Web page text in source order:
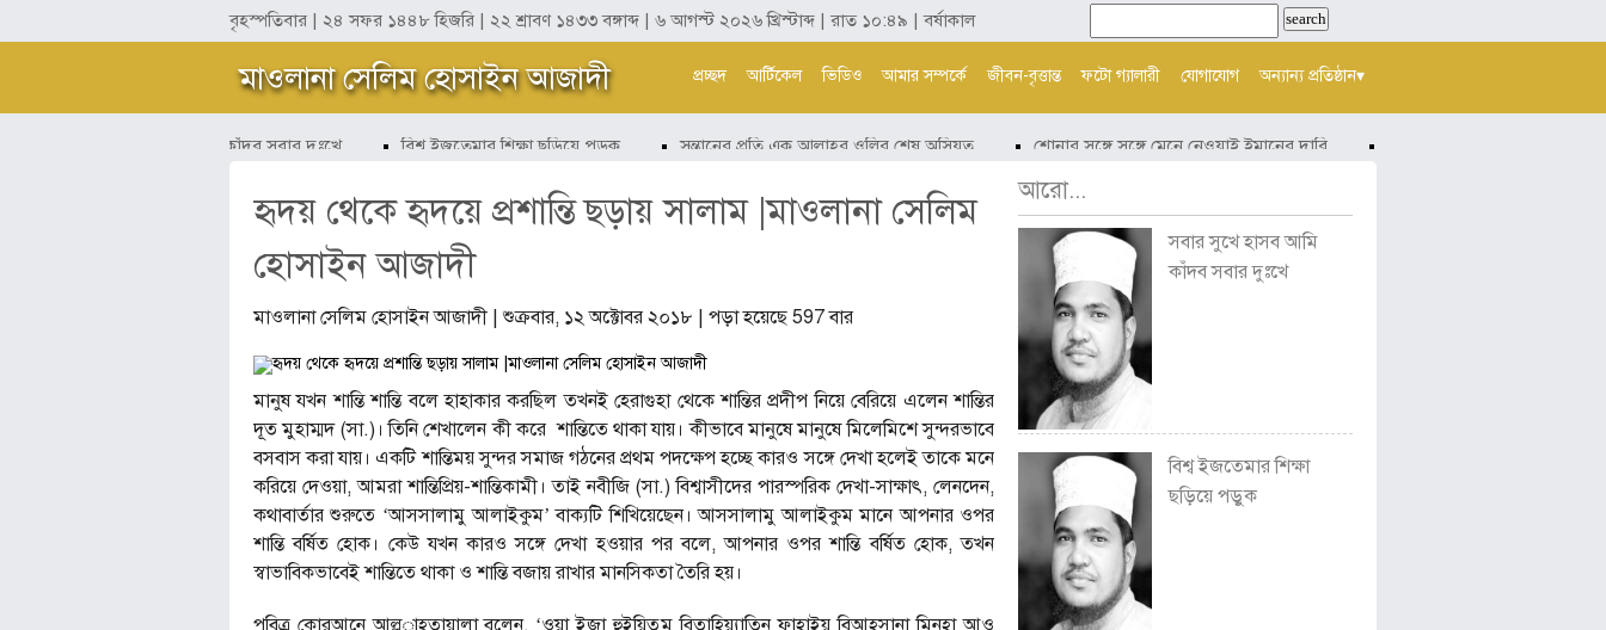
বৃহস্পতিবার | ২৪ সফর ১৪৪৮ হিজরি | ২২ শ্রাবণ ১৪৩৩ বঙ্গাব্দ | ৬ আগস্ট ২০২৬ খ্রিস্টাব্দ | রাত ১০:৪৯ | বর্ষাকাল
মাওলানা সেলিম হোসাইন আজাদী প্রচ্ছদ আর্টিকেল ভিডিও আমার সম্পর্কে জীবন-বৃত্তান্ত ফটো গ্যালারী যোগাযোগ অন্যান্য প্রতিষ্ঠান▾
সবার সুখে হাসব আমি কাঁদব সবার দুঃখে বিশ্ব ইজতেমার শিক্ষা ছড়িয়ে পড়ুক সন্তানের প্রতি এক আল্লাহর ওলির শেষ অসিয়ত শোনার সঙ্গে সঙ্গে মেনে নেওয়াই ইমানের দাবি হায়! মিথ্যায় ছেয়ে গেছে আমাদের
হৃদয় থেকে হৃদয়ে প্রশান্তি ছড়ায় সালাম |মাওলানা সেলিম
হোসাইন আজাদী
মাওলানা সেলিম হোসাইন আজাদী | শুক্রবার, ১২ অক্টোবর ২০১৮ | পড়া হয়েছে 597 বার
মানুষ যখন শান্তি শান্তি বলে হাহাকার করছিল তখনই হেরাগুহা থেকে শান্তির প্রদীপ নিয়ে বেরিয়ে এলেন শান্তির
দূত মুহাম্মদ (সা.)। তিনি শেখালেন কী করে শান্তিতে থাকা যায়। কীভাবে মানুষে মানুষে মিলেমিশে সুন্দরভাবে
বসবাস করা যায়। একটি শান্তিময় সুন্দর সমাজ গঠনের প্রথম পদক্ষেপ হচ্ছে কারও সঙ্গে দেখা হলেই তাকে মনে
করিয়ে দেওয়া, আমরা শান্তিপ্রিয়-শান্তিকামী। তাই নবীজি (সা.) বিশ্বাসীদের পারস্পরিক দেখা-সাক্ষাৎ, লেনদেন,
কথাবার্তার শুরুতে ‘আসসালামু আলাইকুম’ বাক্যটি শিখিয়েছেন। আসসালামু আলাইকুম মানে আপনার ওপর
শান্তি বর্ষিত হোক। কেউ যখন কারও সঙ্গে দেখা হওয়ার পর বলে, আপনার ওপর শান্তি বর্ষিত হোক, তখন
স্বাভাবিকভাবেই শান্তিতে থাকা ও শান্তি বজায় রাখার মানসিকতা তৈরি হয়।
পবিত্র কোরআনে আল্ল­াহতায়ালা বলেন, ‘ওয়া ইজা হুইয়িতুম বিতাহিয়্যাতিন ফাহাইয়ু বিআহসানা মিনহা আও
আরো...
সবার সুখে হাসব আমি
কাঁদব সবার দুঃখে
বিশ্ব ইজতেমার শিক্ষা
ছড়িয়ে পড়ুক